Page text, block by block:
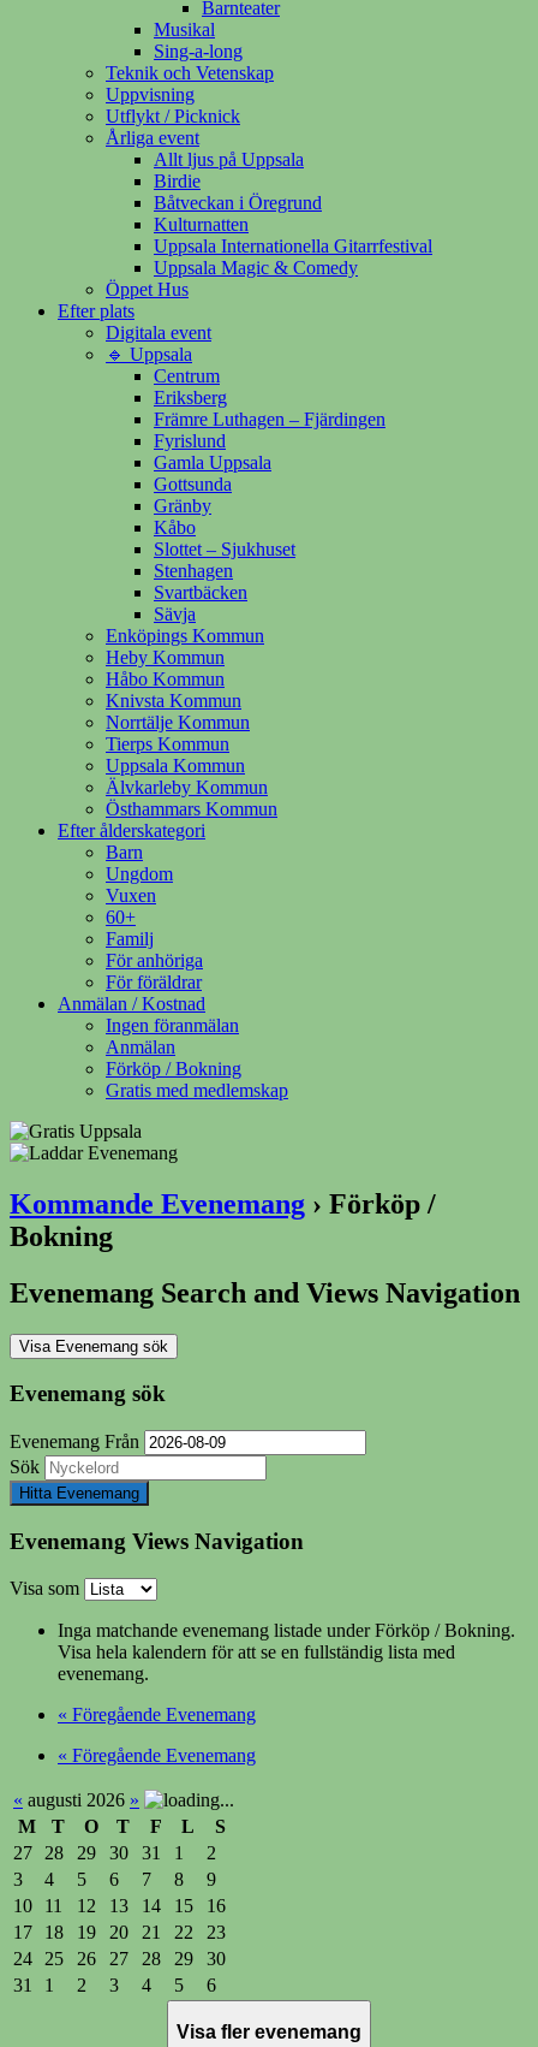
Barnteater
Musikal
Sing-a-long
Teknik och Vetenskap
Uppvisning
Utflykt / Picknick
Årliga event
Allt ljus på Uppsala
Birdie
Båtveckan i Öregrund
Kulturnatten
Uppsala Internationella Gitarrfestival
Uppsala Magic & Comedy
Öppet Hus
Efter plats
Digitala event
🔹 Uppsala
Centrum
Eriksberg
Främre Luthagen – Fjärdingen
Fyrislund
Gamla Uppsala
Gottsunda
Gränby
Kåbo
Slottet – Sjukhuset
Stenhagen
Svartbäcken
Sävja
Enköpings Kommun
Heby Kommun
Håbo Kommun
Knivsta Kommun
Norrtälje Kommun
Tierps Kommun
Uppsala Kommun
Älvkarleby Kommun
Östhammars Kommun
Efter ålderskategori
Barn
Ungdom
Vuxen
60+
Familj
För anhöriga
För föräldrar
Anmälan / Kostnad
Ingen föranmälan
Anmälan
Förköp / Bokning
Gratis med medlemskap
Kommande Evenemang › Förköp /
Bokning
Evenemang Search and Views Navigation
Visa Evenemang sök
Evenemang sök
Evenemang Från
Sök
Evenemang Views Navigation
Visa som
Inga matchande evenemang listade under Förköp / Bokning.
Visa hela kalendern för att se en fullständig lista med
evenemang.
« Föregående Evenemang
« Föregående Evenemang
« augusti 2026 »
M
T O T F L
S
27
28 29 30 31 1
2
3
4 5 6 7 8
9
10
11 12 13 14 15
16
17
18 19 20 21 22
23
24
25 26 27 28 29
30
31
1 2 3 4 5 6
Visa fler evenemang